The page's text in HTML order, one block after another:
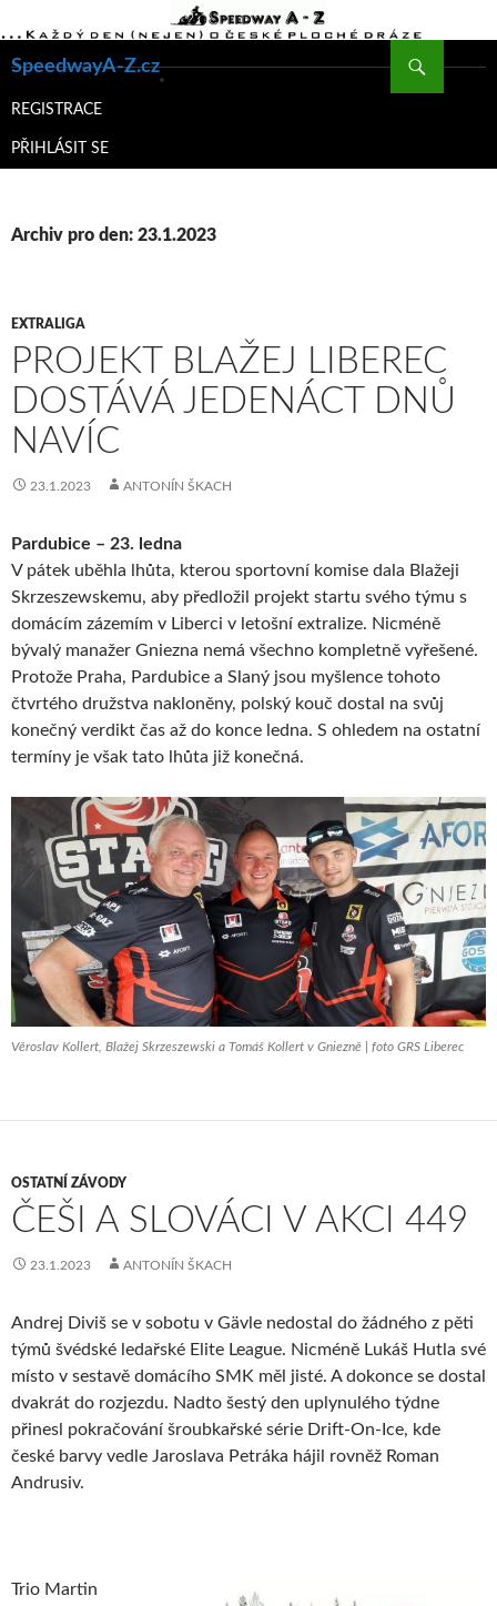
SpeedwayA-Z.cz
K
WEBU
REGISTRACE
PŘIHLÁSIT SE
Archiv pro den: 23.1.2023
EXTRALIGA
PROJEKT BLAŽEJ LIBEREC
DOSTÁVÁ JEDENÁCT DNŮ
NAVÍC
23.1.2023 ANTONÍN ŠKACH
Pardubice – 23. ledna
V pátek uběhla lhůta, kterou sportovní komise dala Blažeji
Skrzeszewskemu, aby předložil projekt startu svého týmu s
domácím zázemím v Liberci v letošní extralize. Nicméně
bývalý manažer Gniezna nemá všechno kompletně vyřešené.
Protože Praha, Pardubice a Slaný jsou myšlence tohoto
čtvrtého družstva nakloněny, polský kouč dostal na svůj
konečný verdikt čas až do konce ledna. S ohledem na ostatní
termíny je však tato lhůta již konečná.
Věroslav Kollert, Blažej Skrzeszewski a Tomáš Kollert v Gniezně | foto GRS Liberec
OSTATNÍ ZÁVODY
ČEŠI A SLOVÁCI V AKCI 449
23.1.2023 ANTONÍN ŠKACH
Andrej Diviš se v sobotu v Gävle nedostal do žádného z pěti
týmů švédské ledařské Elite League. Nicméně Lukáš Hutla své
místo v sestavě domácího SMK měl jisté. A dokonce se dostal
dvakrát do rozjezdu. Nadto šestý den uplynulého týdne
přinesl pokračování šroubkařské série Drift-On-Ice, kde
české barvy vedle Jaroslava Petráka hájil rovněž Roman
Andrusiv.
Trio Martin